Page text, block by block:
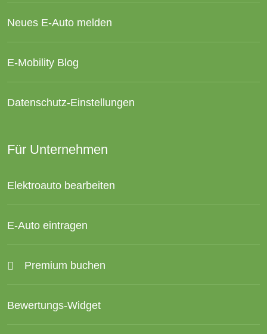
Neues E-Auto melden
E-Mobility Blog
Datenschutz-Einstellungen
Für Unternehmen
Elektroauto bearbeiten
E-Auto eintragen
Premium buchen
Bewertungs-Widget